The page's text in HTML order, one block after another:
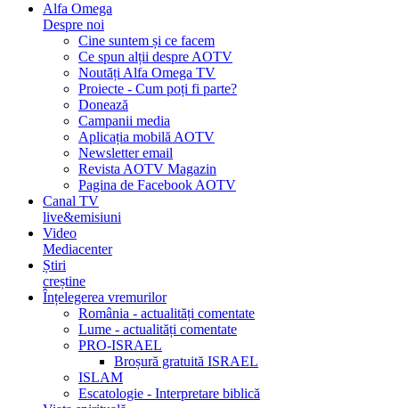
Alfa Omega
Despre noi
Cine suntem și ce facem
Ce spun alții despre AOTV
Noutăți Alfa Omega TV
Proiecte - Cum poți fi parte?
Donează
Campanii media
Aplicația mobilă AOTV
Newsletter email
Revista AOTV Magazin
Pagina de Facebook AOTV
Canal TV
live&emisiuni
Video
Mediacenter
Știri
creștine
Înțelegerea vremurilor
România - actualități comentate
Lume - actualități comentate
PRO-ISRAEL
Broșură gratuită ISRAEL
ISLAM
Escatologie - Interpretare biblică